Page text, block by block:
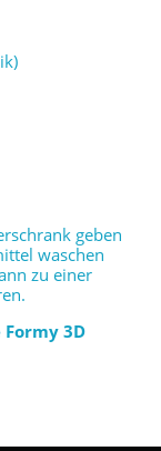
geben
waschen
zu einer
3D